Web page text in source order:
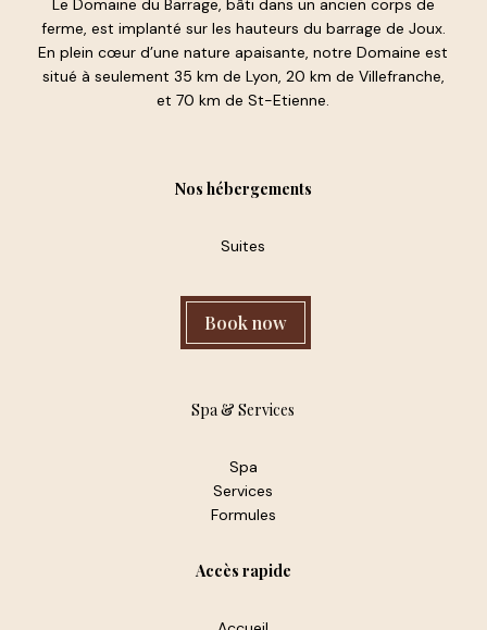
Le Domaine du Barrage, bâti dans un ancien corps de
ferme, est implanté sur les hauteurs du barrage de Joux.
En plein cœur d’une nature apaisante, notre Domaine est
situé à seulement 35 km de Lyon, 20 km de Villefranche,
et 70 km de St-Etienne.
Nos hébergements
Suites
Book now
Spa & Services
Spa
Services
Formules
Accès rapide